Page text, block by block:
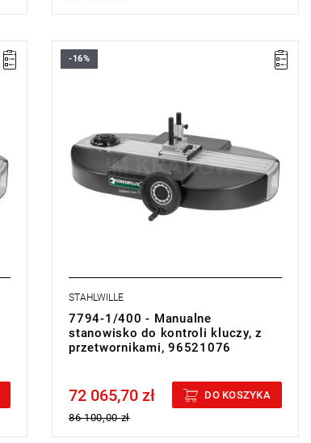
-16%
STAHLWILLE
7794-1/400 - Manualne
stanowisko do kontroli kluczy, z
przetwornikami, 96521076
Price tax included
72 065,70 zł
86 100,00 zł
DO KOSZYKA